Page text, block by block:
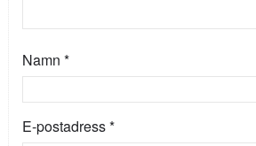
Namn *
E-postadress*